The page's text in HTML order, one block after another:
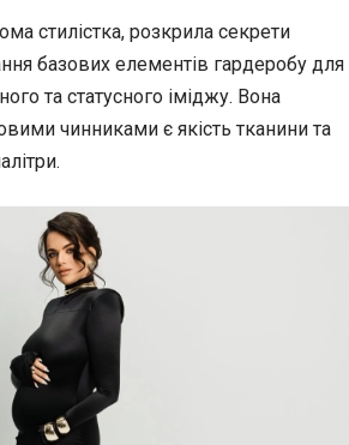
стилістка, розкрила секрети
базових елементів гардеробу для
та статусного іміджу. Вона
чинниками є якість тканини та